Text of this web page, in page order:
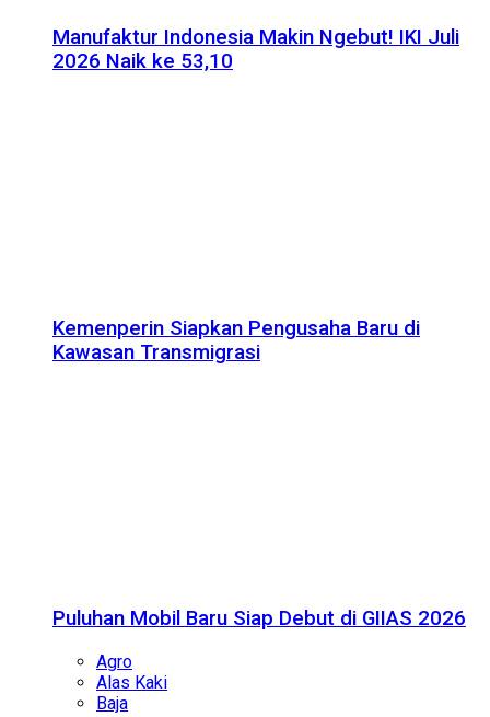
Manufaktur Indonesia Makin Ngebut! IKI Juli
2026 Naik ke 53,10
Kemenperin Siapkan Pengusaha Baru di
Kawasan Transmigrasi
Puluhan Mobil Baru Siap Debut di GIIAS 2026
Agro
Alas Kaki
Baja